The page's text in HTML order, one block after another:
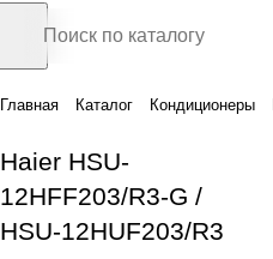
Главная Каталог Кондиционеры
Haier HSU-
12HFF203/R3-G /
HSU-12HUF203/R3